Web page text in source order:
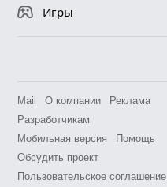
Игры
Mail О компании
Реклама
Разработчикам
Мобильная версия
Помощь
Обсудить проект
Пользовательское соглашение